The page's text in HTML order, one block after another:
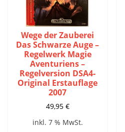
Wege der Zauberei
Das Schwarze Auge –
Regelwerk Magie
Aventuriens –
Regelversion DSA4-
Original Erstauflage
2007
49,95 €
inkl. 7 % MwSt.